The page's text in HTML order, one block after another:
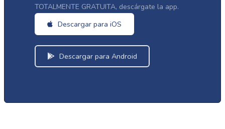
TOTALMENTE GRATUITA, descárgate la app.
Descargar para iOS
Descargar para Android